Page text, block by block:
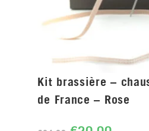
Kit brassière –
de France – Rose